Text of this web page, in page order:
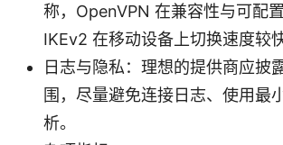
称，OpenVPN 在兼容性与可配
IKEv2 在移动设备上切换速度较快
日志与隐私：理想的提供商应披
围，尽量避免连接日志、使用最
析。